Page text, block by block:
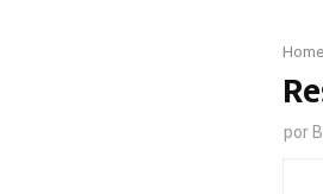
Home
por